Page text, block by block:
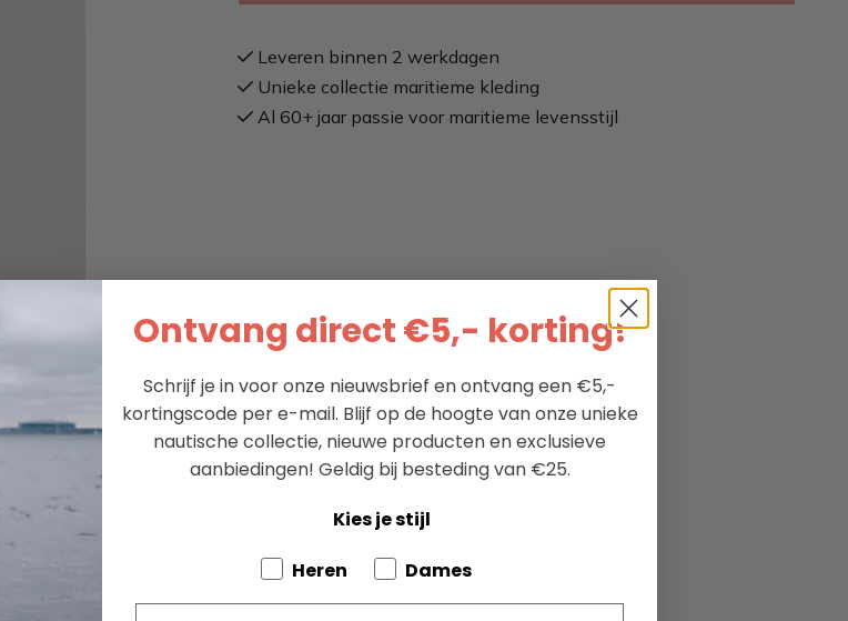
Leveren binnen 2 werkdagen
Unieke collectie maritieme kleding
Al 60+ jaar passie voor maritieme levensstijl
Ontvang direct €5,- korting!
Schrijf je in voor onze nieuwsbrief en ontvang een €5,-
kortingscode per e-mail. Blijf op de hoogte van onze unieke
nautische collectie, nieuwe producten en exclusieve
aanbiedingen! Geldig bij besteding van €25.
Kies je stijl
Tell us about your pets
Heren
Dames